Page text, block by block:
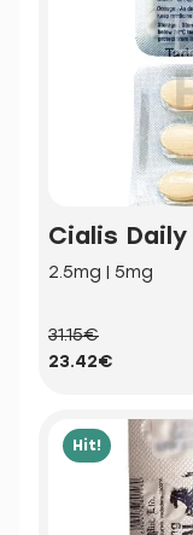
Cialis Daily
2.5mg | 5mg
31.15€
23.42€
Hit!